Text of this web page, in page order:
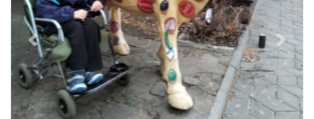
Previous Next